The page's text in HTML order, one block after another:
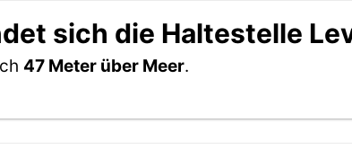
sich die Haltestelle
47 Meter über Meer.